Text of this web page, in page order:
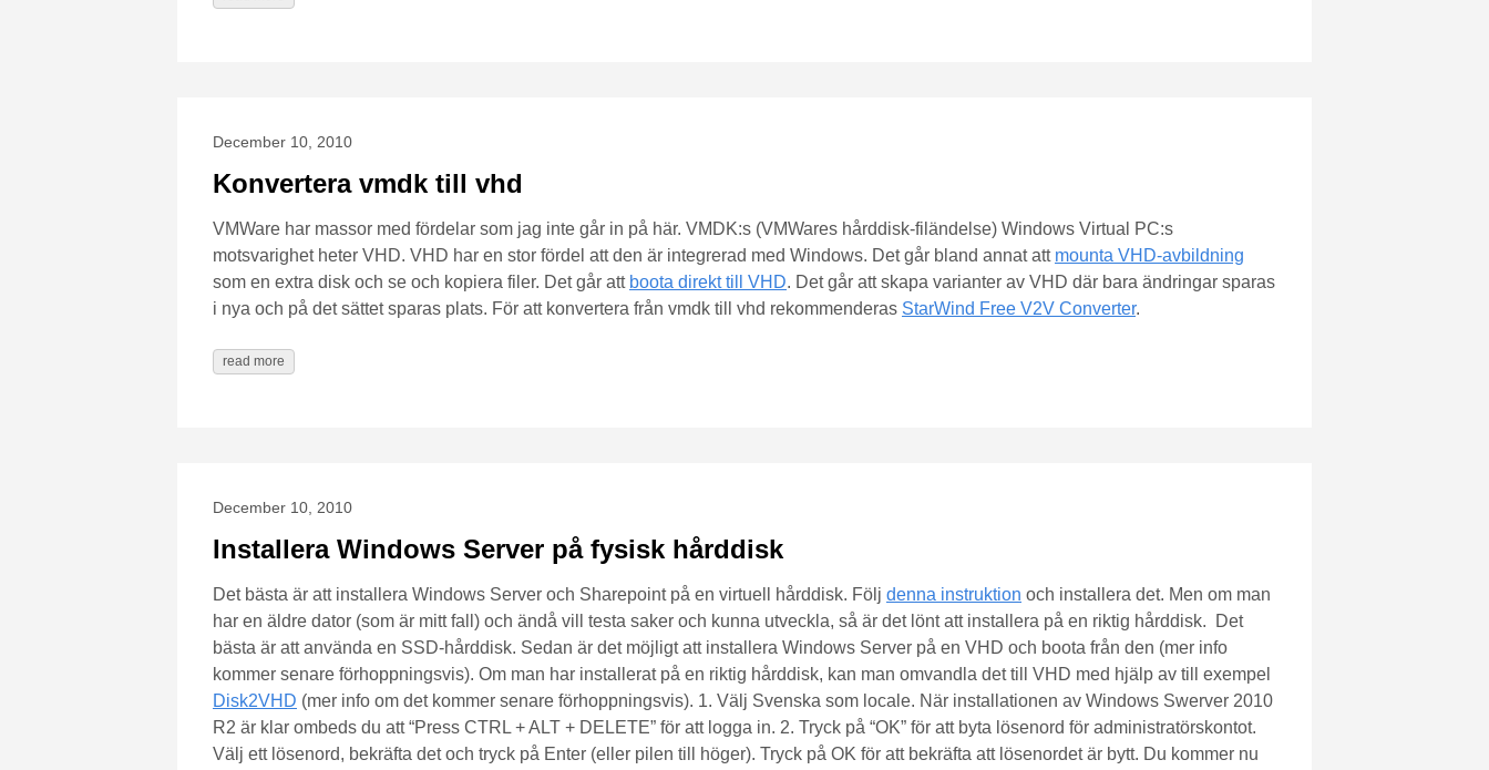
December 10, 2010
Konvertera vmdk till vhd
VMWare har massor med fördelar som jag inte går in på här. VMDK:s (VMWares hårddisk-filändelse) Windows Virtual PC:s
motsvarighet heter VHD. VHD har en stor fördel att den är integrerad med Windows. Det går bland annat att mounta VHD-avbildning
som en extra disk och se och kopiera filer. Det går att boota direkt till VHD. Det går att skapa varianter av VHD där bara ändringar sparas
i nya och på det sättet sparas plats. För att konvertera från vmdk till vhd rekommenderas StarWind Free V2V Converter.
read more
December 10, 2010
Installera Windows Server på fysisk hårddisk
Det bästa är att installera Windows Server och Sharepoint på en virtuell hårddisk. Följ denna instruktion och installera det. Men om man
har en äldre dator (som är mitt fall) och ändå vill testa saker och kunna utveckla, så är det lönt att installera på en riktig hårddisk. Det
bästa är att använda en SSD-hårddisk. Sedan är det möjligt att installera Windows Server på en VHD och boota från den (mer info
kommer senare förhoppningsvis). Om man har installerat på en riktig hårddisk, kan man omvandla det till VHD med hjälp av till exempel
Disk2VHD (mer info om det kommer senare förhoppningsvis). 1. Välj Svenska som locale. När installationen av Windows Swerver 2010
R2 är klar ombeds du att “Press CTRL + ALT + DELETE” för att logga in. 2. Tryck på “OK” för att byta lösenord för administratörskontot.
Välj ett lösenord, bekräfta det och tryck på Enter (eller pilen till höger). Tryck på OK för att bekräfta att lösenordet är bytt. Du kommer nu